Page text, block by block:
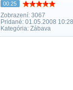
00:25
Zobrazení: 3067
Pridané: 01.05.2008 10:28
Kategória: Zábava